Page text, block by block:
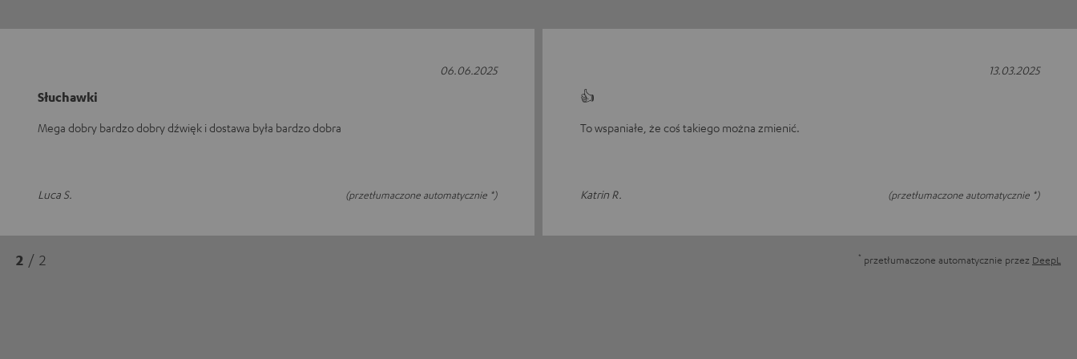
Słuchawki
Mega dobry bardzo dobry dźwięk i dostawa była bardzo dobra
Luca S. (przetłumaczone automatycznie *)
06.06.2025
👍
To wspaniałe, że coś takiego można zmienić.
Katrin R. (przetłumaczone automatycznie *)
13.03.2025
2 / 2 * przetłumaczone automatycznie przez DeepL